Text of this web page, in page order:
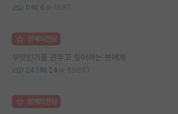
0 6 1687
명예의전당
무엇인가를 관두고 싶어하는 분에게
243 24 69897
명예의전당